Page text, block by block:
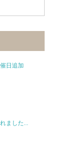
日追加
ました...